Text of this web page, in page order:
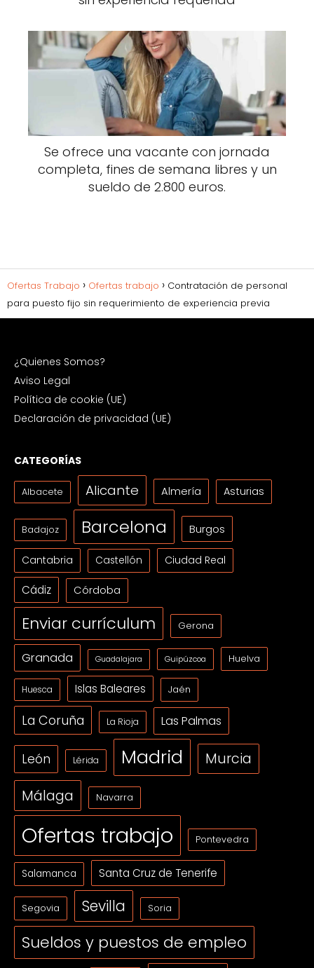
Se ofrece una vacante con jornada
completa, fines de semana libres y un
sueldo de 2.800 euros.
Ofertas Trabajo Ofertas trabajo
Contratación de personal
para puesto fijo sin requerimiento de experiencia previa
¿Quienes Somos?
Aviso Legal
Política de cookie (UE)
Declaración de privacidad (UE)
CATEGORÍAS
Albacete Alicante Almería Asturias
Badajoz Barcelona Burgos
Cantabria Castellón Ciudad Real
Cádiz Córdoba
Enviar currículum Gerona
Granada Guadalajara Guipúzcoa Huelva
Huesca Islas Baleares Jaén
La Coruña La Rioja Las Palmas
León Lérida Madrid Murcia
Málaga Navarra
Ofertas trabajo Pontevedra
Salamanca Santa Cruz de Tenerife
Segovia Sevilla Soria
Sueldos y puestos de empleo